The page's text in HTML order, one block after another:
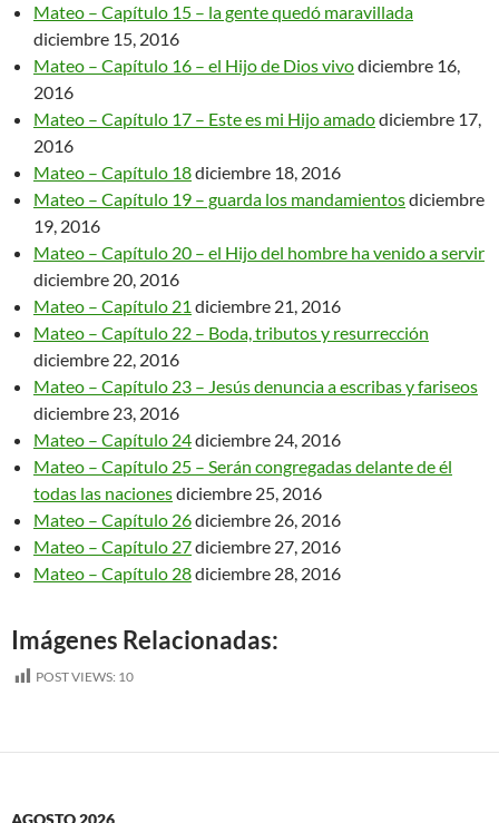
Mateo – Capítulo 15 – la gente quedó maravillada
diciembre 15, 2016
Mateo – Capítulo 16 – el Hijo de Dios vivodiciembre 16,
2016
Mateo – Capítulo 17 – Este es mi Hijo amadodiciembre 17,
2016
Mateo – Capítulo 18diciembre 18, 2016
Mateo – Capítulo 19 – guarda los mandamientosdiciembre
19, 2016
Mateo – Capítulo 20 – el Hijo del hombre ha venido a servir
diciembre 20, 2016
Mateo – Capítulo 21 diciembre 21, 2016
Mateo – Capítulo 22 – Boda, tributos y resurrección
diciembre 22, 2016
Mateo – Capítulo 23 – Jesús denuncia a escribas y fariseos
diciembre 23, 2016
Mateo – Capítulo 24diciembre 24, 2016
Mateo – Capítulo 25 – Serán congregadas delante de él
todas las nacionesdiciembre 25, 2016
Mateo – Capítulo 26diciembre 26, 2016
Mateo – Capítulo 27diciembre 27, 2016
Mateo – Capítulo 28diciembre 28, 2016
Imágenes Relacionadas:
POST VIEWS: 10